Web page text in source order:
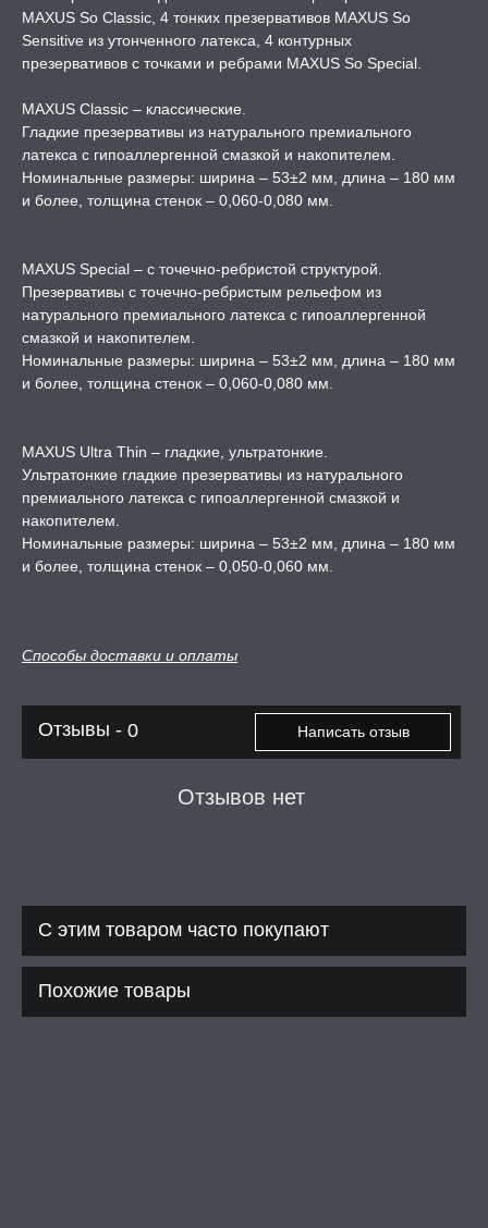
БОНДАЖ
MAXUS So Classic, 4 тонких презервативов MAXUS So
Sensitive из утонченного латекса, 4 контурных
презервативов с точками и ребрами MAXUS So Special.
MAXUS Classic – классические.
Гладкие презервативы из натурального премиального
латекса с гипоаллергенной смазкой и накопителем.
Номинальные размеры: ширина – 53±2 мм, длина – 180 мм
и более, толщина стенок – 0,060-0,080 мм.
MAXUS Special – с точечно-ребристой структурой.
Презервативы с точечно-ребристым рельефом из
натурального премиального латекса с гипоаллергенной
смазкой и накопителем.
Номинальные размеры: ширина – 53±2 мм, длина – 180 мм
и более, толщина стенок – 0,060-0,080 мм.
MAXUS Ultra Thin – гладкие, ультратонкие.
Ультратонкие гладкие презервативы из натурального
премиального латекса с гипоаллергенной смазкой и
накопителем.
Номинальные размеры: ширина – 53±2 мм, длина – 180 мм
и более, толщина стенок – 0,050-0,060 мм.
Способы доставки и оплаты
Отзывы - 0 Написать отзыв
Отзывов нет
С этим товаром часто покупают
Похожие товары